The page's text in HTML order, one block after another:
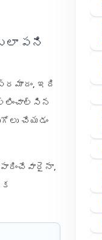
పని
ఇది
చేయడం